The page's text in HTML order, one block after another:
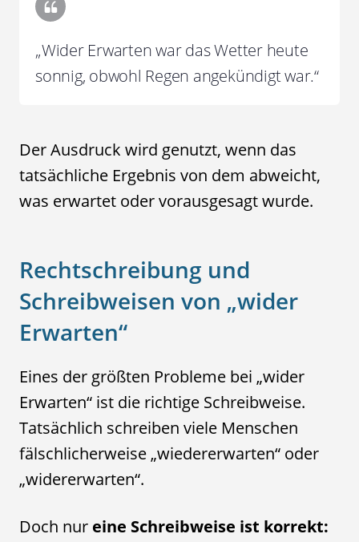
„Wider Erwarten war das Wetter heute
sonnig, obwohl Regen angekündigt war.“
Der Ausdruck wird genutzt, wenn das
tatsächliche Ergebnis von dem abweicht,
was erwartet oder vorausgesagt wurde.
Rechtschreibung und
Schreibweisen von „wider
Erwarten“
Eines der größten Probleme bei „wider
Erwarten“ ist die richtige Schreibweise.
Tatsächlich schreiben viele Menschen
fälschlicherweise „wiedererwarten“ oder
„widererwarten“.
Doch nur eine Schreibweise ist korrekt: